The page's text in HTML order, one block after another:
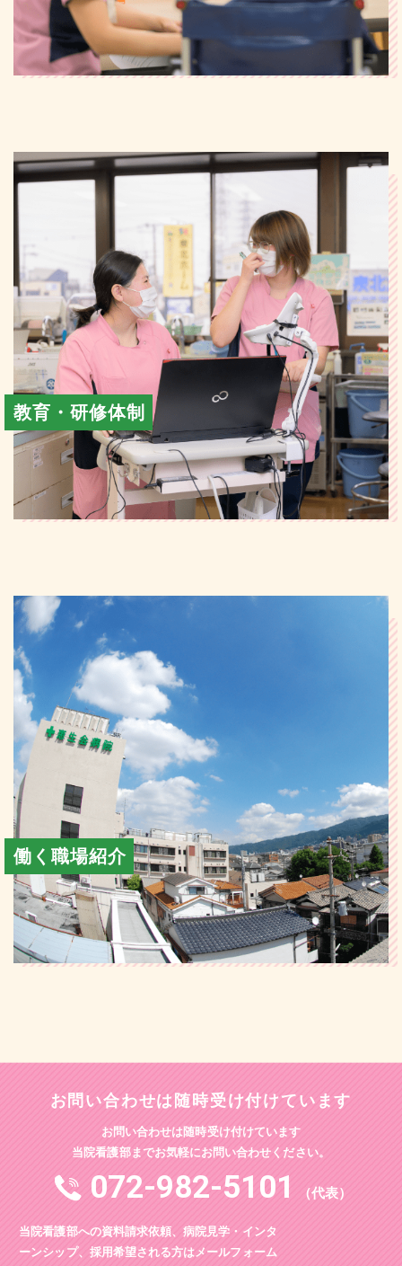
教育・研修体制
働く職場紹介
お問い合わせは随時受け付けています
お問い合わせは随時受け付けています
当院看護部までお気軽にお問い合わせください。
072-982-5101 （代表）
当院看護部への資料請求依頼、病院見学・インタ
ーンシップ、採用希望される方はメールフォーム